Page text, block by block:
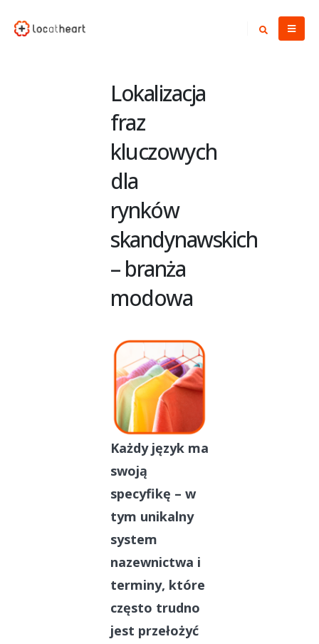
Lokalizacja
fraz
kluczowych
dla
rynków
skandynawskich
– branża
modowa
Każdy język ma
swoją
specyfikę – w
tym unikalny
system
nazewnictwa i
terminy, które
często trudno
jest przełożyć